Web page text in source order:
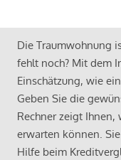
Die Traumwohnung
fehlt noch? Mit dem
Einschätzung, wie
Geben Sie die
Rechner zeigt Ihnen,
erwarten können.
Hilfe beim